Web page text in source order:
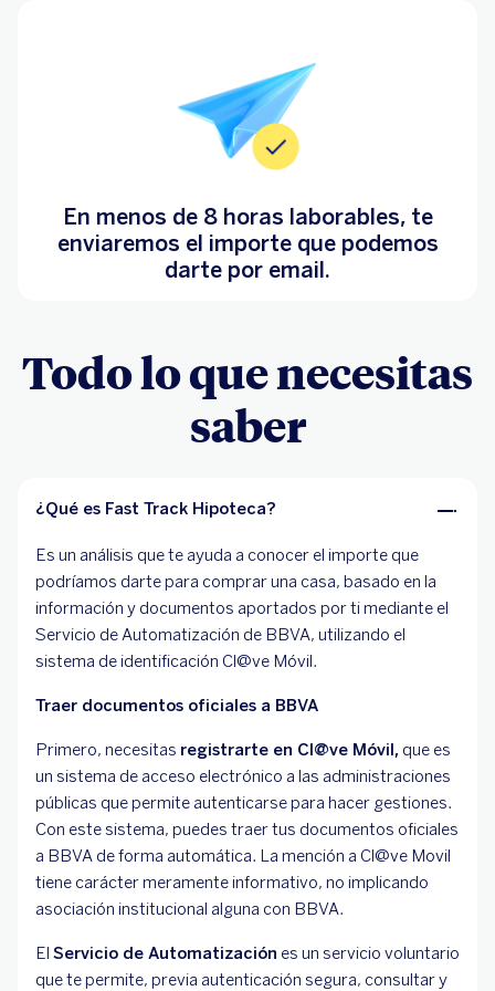
En menos de 8 horas laborables, te
enviaremos el importe que podemos
darte por email.
Todo lo que necesitas
saber
¿Qué es Fast Track Hipoteca?
Es un análisis que te ayuda a conocer el importe que
podríamos darte para comprar una casa, basado en la
información y documentos aportados por ti mediante el
Servicio de Automatización de BBVA, utilizando el
sistema de identificación Cl@ve Móvil.
Traer documentos oficiales a BBVA
Primero, necesitas registrarte en Cl@ve Móvil, que es
un sistema de acceso electrónico a las administraciones
públicas que permite autenticarse para hacer gestiones.
Con este sistema, puedes traer tus documentos oficiales
a BBVA de forma automática. La mención a Cl@ve Movil
tiene carácter meramente informativo, no implicando
asociación institucional alguna con BBVA.
El Servicio de Automatización es un servicio voluntario
que te permite, previa autenticación segura, consultar y